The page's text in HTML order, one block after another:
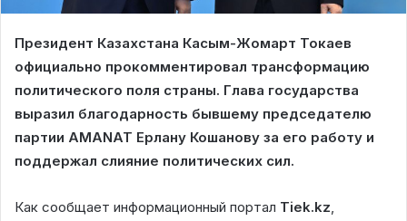
Президент Казахстана Касым-Жомарт Токаев
официально прокомментировал трансформацию
политического поля страны. Глава государства
выразил благодарность бывшему председателю
партии AMANAT Ерлану Кошанову за его работу и
поддержал слияние политических сил.
Как сообщает информационный портал Tiek.kz,